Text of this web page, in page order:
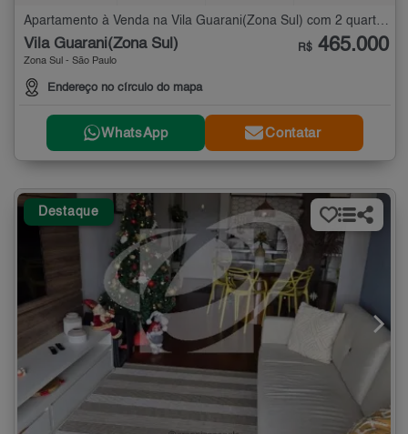
Apartamento à Venda na Vila Guarani(Zona Sul) com 2 quartos - 67 m²
Vila Guarani(Zona Sul)
Zona Sul - São Paulo
Endereço no círculo do mapa
R$ 465.000
WhatsApp Contatar
Destaque